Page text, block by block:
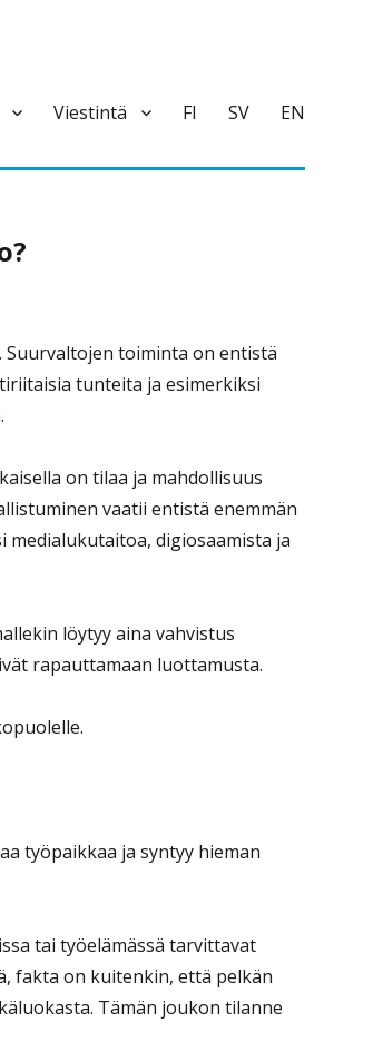
Viestintä FI SV EN
toiminta on entistä
tunteita ja esimerkiksi
on tilaa ja mahdollisuus
vaatii entistä enemmän
medialukutaitoa, digiosaamista ja
löytyy aina vahvistus
rapauttamaan luottamusta.
työpaikkaa ja syntyy hieman
tai työelämässä tarvittavat
fakta on kuitenkin, että pelkän
Tämän joukon tilanne